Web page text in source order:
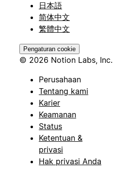
日本語
简体中文
繁體中文
Pengaturan cookie
© 2026 Notion Labs, Inc.
Perusahaan
Tentang kami
Karier
Keamanan
Status
Ketentuan &
privasi
Hak privasi Anda